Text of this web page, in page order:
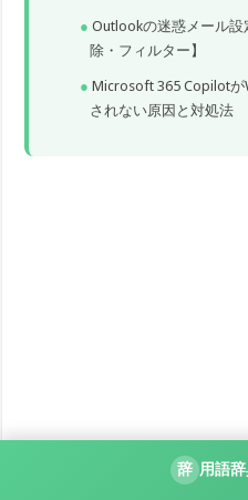
Outlookの迷惑メール
除・フィルター】
Microsoft 365 Copilot
されない原因と対処法
辞 用語